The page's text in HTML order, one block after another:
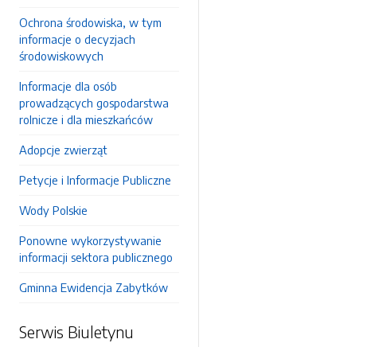
Ochrona środowiska, w tym
informacje o decyzjach
środowiskowych
Informacje dla osób
prowadzących gospodarstwa
rolnicze i dla mieszkańców
Adopcje zwierząt
Petycje i Informacje Publiczne
Wody Polskie
Ponowne wykorzystywanie
informacji sektora publicznego
Gminna Ewidencja Zabytków
Serwis Biuletynu